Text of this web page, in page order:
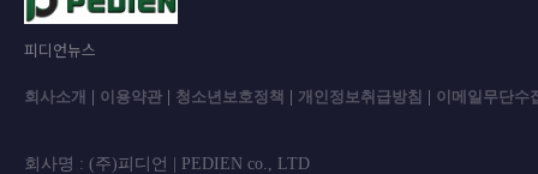
피디언뉴스
회사소개 이용약관 청소년보호정책 개인정보취급방침 이메일무단수
회사명 : (주)피디언 | PEDIEN co.,